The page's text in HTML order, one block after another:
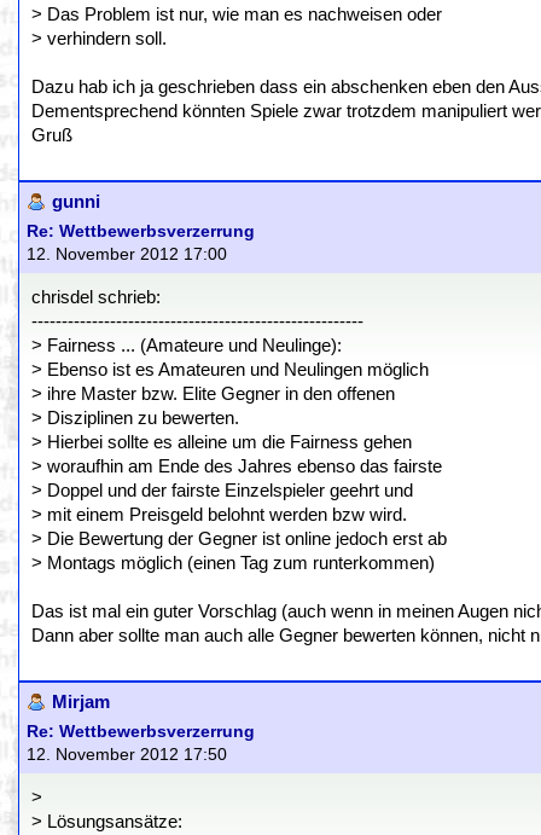
> Das Problem ist nur, wie man es nachweisen oder
> verhindern soll.
Dazu hab ich ja geschrieben dass ein abschenken eben den
Dementsprechend könnten Spiele zwar trotzdem manipuliert
Gruß
gunni
Re: Wettbewerbsverzerrung
12. November 2012 17:00
chrisdel schrieb:
-------------------------------------------------------
> Fairness ... (Amateure und Neulinge):
> Ebenso ist es Amateuren und Neulingen möglich
> ihre Master bzw. Elite Gegner in den offenen
> Disziplinen zu bewerten.
> Hierbei sollte es alleine um die Fairness gehen
> woraufhin am Ende des Jahres ebenso das fairste
> Doppel und der fairste Einzelspieler geehrt und
> mit einem Preisgeld belohnt werden bzw wird.
> Die Bewertung der Gegner ist online jedoch erst ab
> Montags möglich (einen Tag zum runterkommen)
Das ist mal ein guter Vorschlag (auch wenn in meinen Augen
Dann aber sollte man auch alle Gegner bewerten können, nicht
Mirjam
Re: Wettbewerbsverzerrung
12. November 2012 17:50
>
> Lösungsansätze: